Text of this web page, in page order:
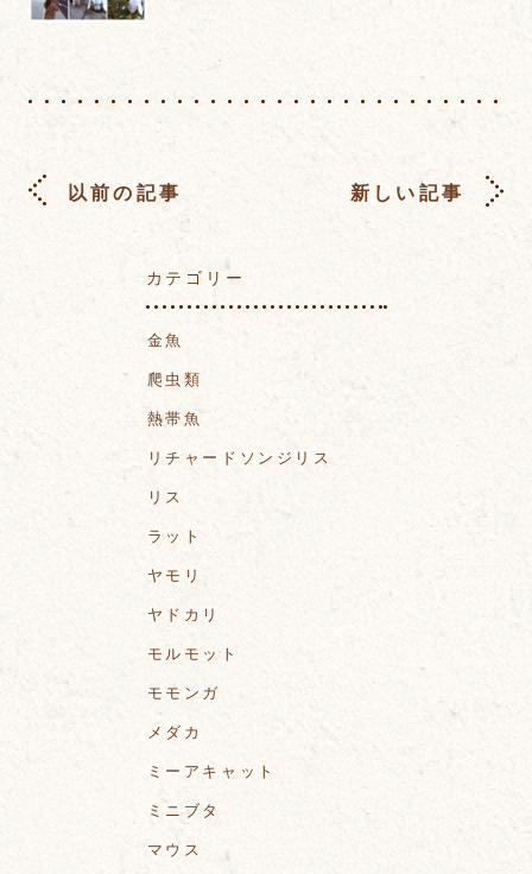
以前の記事 新しい記事
カテゴリー
金魚
爬虫類
熱帯魚
リチャードソンジリス
リス
ラット
ヤモリ
ヤドカリ
モルモット
モモンガ
メダカ
ミーアキャット
ミニブタ
マウス